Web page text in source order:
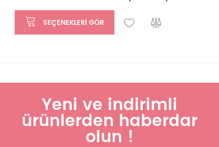
SEÇENEKLERI GÖR
Yeni ve indirimli
ürünlerden haberdar
olun !